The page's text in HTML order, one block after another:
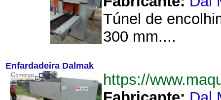
Túnel de
300 mm....
Enfardadeira Dalmak
https://